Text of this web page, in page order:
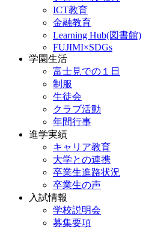
ICT教育
金融教育
Learning Hub(図書館)
FUJIMI×SDGs
学園生活
富士見での１日
制服
生徒会
クラブ活動
年間行事
進学実績
キャリア教育
大学との連携
卒業生進路状況
卒業生の声
入試情報
学校説明会
募集要項